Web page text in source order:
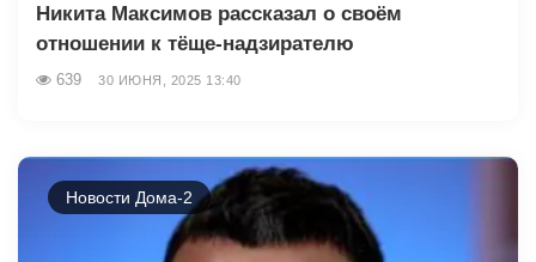
Никита Максимов рассказал о своём
отношении к тёще-надзирателю
639 30 ИЮНЯ, 2025 13:40
Новости Дома-2